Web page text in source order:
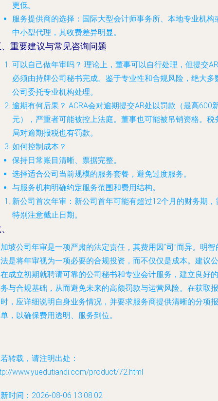
更低。
服务提供商的选择 ：国际大型会计师事务所、本地专业机构
中小型代理，其收费差异明显。
重要建议与常见咨询问题
可以自己做年审吗？ 理论上，董事可以自行处理，但提交AR
必须由持牌公司秘书完成。鉴于专业性和合规风险，绝大多
公司委托专业机构处理。
逾期有何后果？ ACRA会对逾期提交AR处以罚款（最高600
元），严重者可能被控上法庭。董事也可能被吊销资格。税
局对逾期报税也有罚款。
如何控制成本？
保持日常账目清晰、票据完整。
选择适合公司当前规模的服务套餐，避免过度服务。
与服务机构明确约定服务范围和费用结构。
新公司首次年审 ：新公司首年可能有超过12个月的财务期，
特别注意截止日期。
坡公司年审是一项严肃的法定责任，其费用因“司”而异。明智
是将年审视为一项必要的合规投资，而不仅仅是成本。建议公
成立初期就聘请可靠的公司秘书和专业会计服务，建立良好的
与合规基础，从而避免未来的高额罚款与运营风险。在获取报
，应详细说明自身业务情况，并要求服务商提供清晰的分项报
，以确保费用透明、服务到位。
转载，请注明出处：
www.yuedutiandi.com/product/72.html
时间：2026-08-06 13:08:02